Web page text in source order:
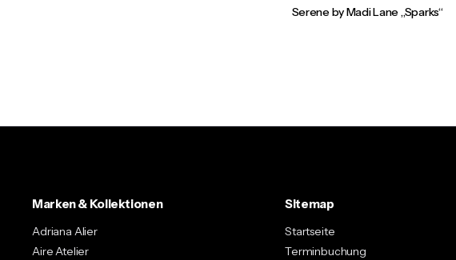
Serene by Madi Lane „Sparks“
Marken & Kollektionen
Adriana Alier
Aire Atelier
Sitemap
Startseite
Terminbuchung